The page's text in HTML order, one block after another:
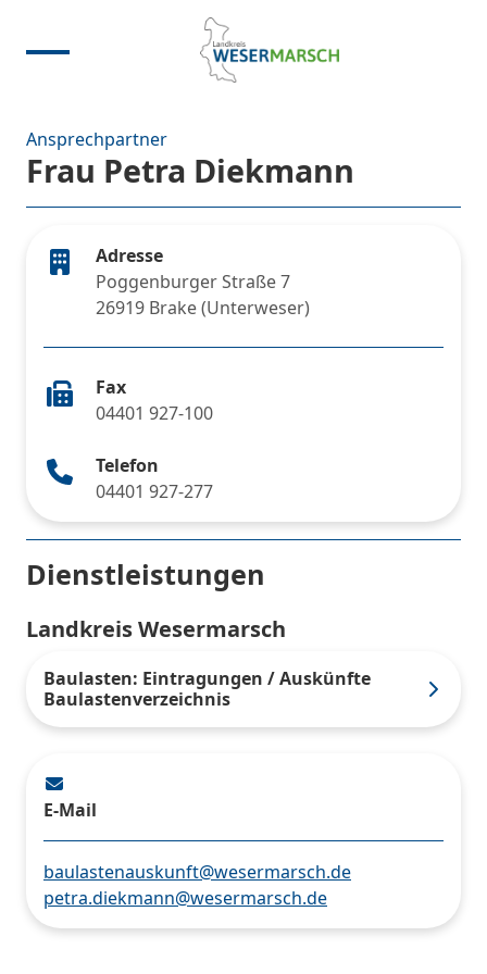
Ansprechpartner
Frau Petra Diekmann
Adresse
Poggenburger Straße 7
26919 Brake (Unterweser)
Fax
04401 927-100
Telefon
04401 927-277
Dienstleistungen
Landkreis Wesermarsch
Baulasten: Eintragungen / Auskünfte
Baulastenverzeichnis
E-Mail
baulastenauskunft@wesermarsch.de
petra.diekmann@wesermarsch.de